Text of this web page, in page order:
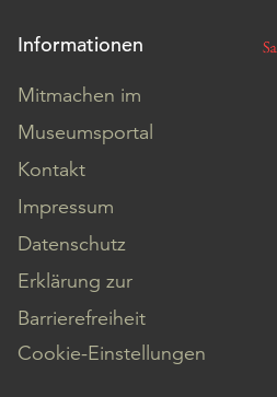
Informationen
Mitmachen im
Museumsportal
Kontakt
Impressum
Datenschutz
Erklärung zur
Barrierefreiheit
Cookie-Einstellungen